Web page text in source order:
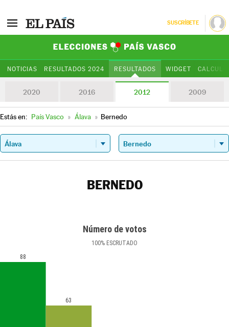
SUSCRÍBETE
NOTICIAS RESULTADOS 2024 RESULTADOS WIDGET
2020 2016 2012 2009
Estás en: País Vasco » Álava » Bernedo
BERNEDO
Número de votos
100% ESCRUTADO
88
63